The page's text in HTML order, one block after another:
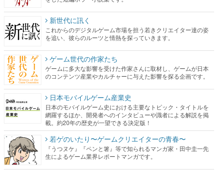
新世代に訊く
これからのデジタルゲーム市場を担う若きクリエイター達の姿
を追い、彼らのルーツと情熱を探っていきます。
ゲーム世代の作家たち
ゲームに多大な影響を受けた作家さんに取材し、ゲームが日本
のコンテンツ産業やカルチャーに与えた影響を探る企画です。
日本モバイルゲーム産業史
日本のモバイルゲーム史における主要なトピック・タイトルを
網羅するほか、開発者へのインタビューや識者による解説を掲
載。約20年の歴史が一望できる決定版！
若ゲのいたり〜ゲームクリエイターの青春〜
『うつヌケ』『ペンと箸』等で知られるマンガ家・田中圭一先
生によるゲーム業界レポートマンガです。